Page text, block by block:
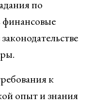
по
к
опыт и знания